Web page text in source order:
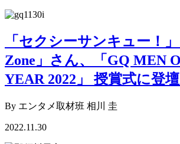
「セクシーサンキュー！
Zone」さん、「GQ MEN
YEAR 2022」 授賞式に登壇
By エンタメ取材班 相川 圭
2022.11.30